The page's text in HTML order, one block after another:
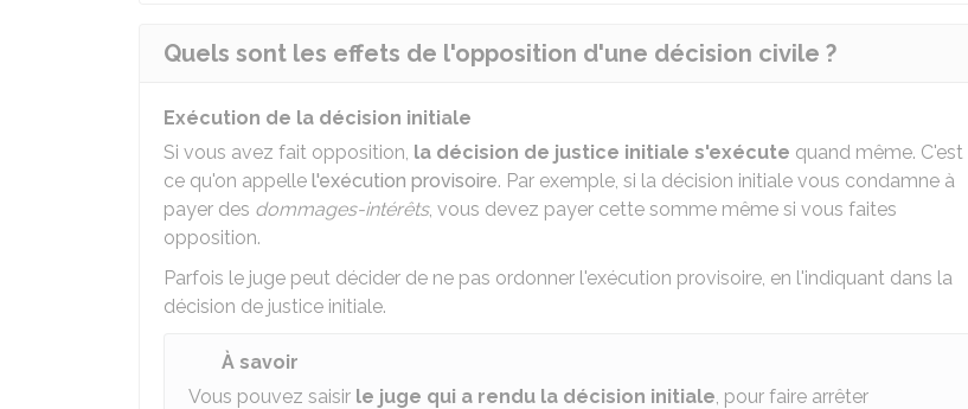
Quels sont les effets de l'opposition d'une décision civile ?
Exécution de la décision initiale
Si vous avez fait opposition, la décision de justice initiale s'exécute quand même. C'est
ce qu'on appelle l'exécution provisoire. Par exemple, si la décision initiale vous condamne à
payer des dommages-intérêts, vous devez payer cette somme même si vous faites
opposition.
Parfois le juge peut décider de ne pas ordonner l'exécution provisoire, en l'indiquant dans la
décision de justice initiale.
À savoir
Vous pouvez saisir le juge qui a rendu la décision initiale, pour faire arrêter